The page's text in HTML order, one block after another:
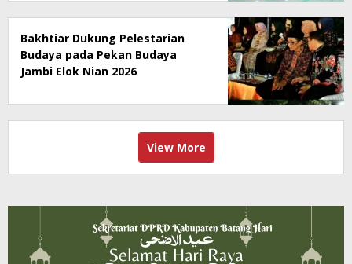
Bakhtiar Dukung Pelestarian
Budaya pada Pekan Budaya
Jambi Elok Nian 2026
View More